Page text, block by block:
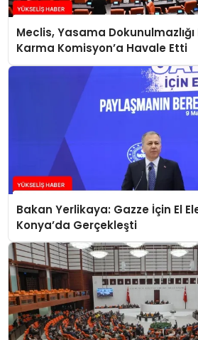
Meclis, Yasama Dokunulmazlığı
Karma Komisyon’a Havale Etti
Bakan Yerlikaya: Gazze İçin El
Konya’da Gerçekleşti